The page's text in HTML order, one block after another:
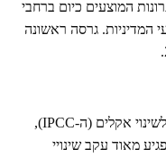
המוצעים כיום ברחבי
המדיניות. גרסה ראשונה
אקלים (ה-IPCC
),
פגיע מאוד עקב שינויי